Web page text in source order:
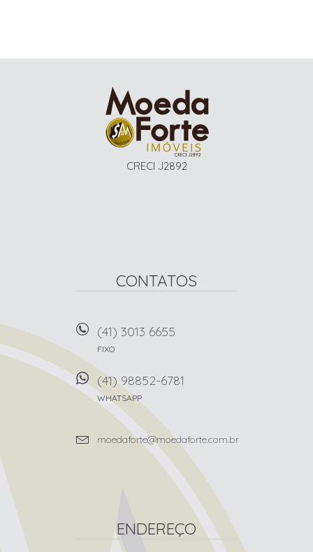
CRECI J2892
CONTATOS
(41) 3013 6655
FIXO
(41) 98852-6781
WHATSAPP
moedaforte@moedaforte.com.br
ENDEREÇO